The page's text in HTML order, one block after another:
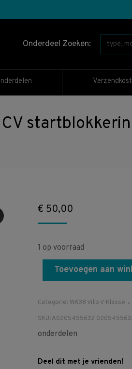
Onderdeel Zoeken:
€ 50,00
1 op voorraad
Toevoegen aan
Categorie: W638 Vito V-Klasse
SKU:A0205455632
onderdelen
Deel dit met je vrienden!